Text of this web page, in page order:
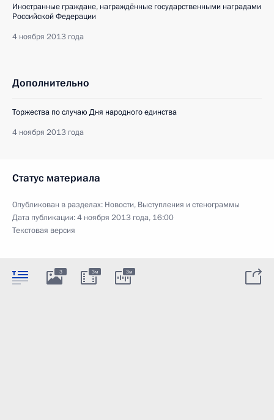
Иностранные граждане, награждённые государственными наградами
Российской Федерации
4 ноября 2013 года
Дополнительно
Торжества по случаю Дня народного единства
4 ноября 2013 года
Статус материала
Опубликован в разделах: Новости, Выступления и стенограммы
Дата публикации:4 ноября 2013 года, 16:00
Текстовая версия
3 3м 3м